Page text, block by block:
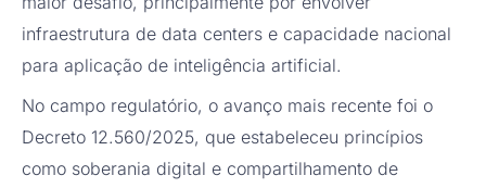
infraestrutura de data centers e capacidade nacional
para aplicação de inteligência artificial.
No campo regulatório, o avanço mais recente foi o
Decreto 12.560/2025, que estabeleceu princípios
como soberania digital e compartilhamento de